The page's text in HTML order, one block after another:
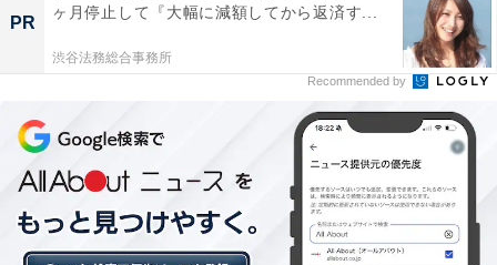
PR
ヶ月停止して『大幅に減額してから返済す...
渋谷法務総合事務所
Recommended by